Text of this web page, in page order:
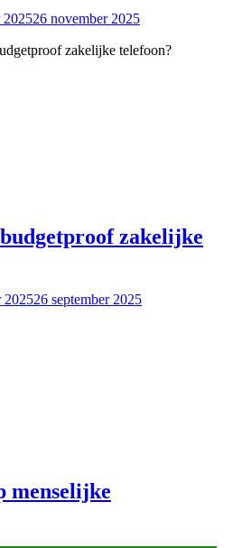
202526 november 2025
zakelijke
202526 september 2025
menselijke